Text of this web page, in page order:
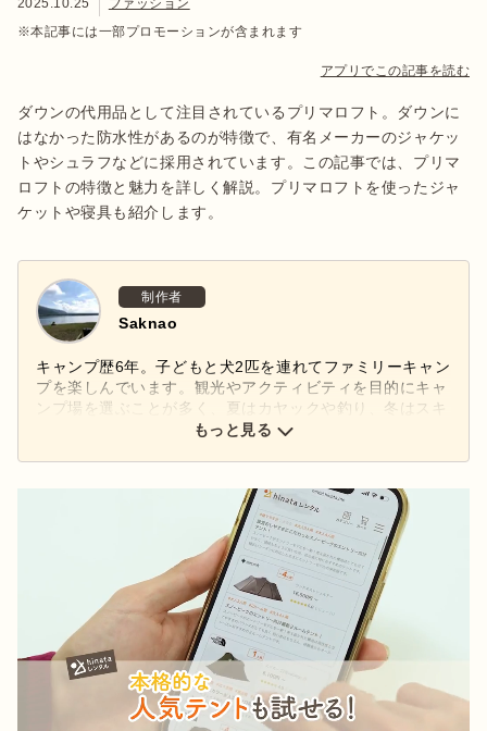
2025.10.25
ファッション
※本記事には一部プロモーションが含まれます
アプリでこの記事を読む
ダウンの代用品として注目されているプリマロフト。ダウンに
はなかった防水性があるのが特徴で、有名メーカーのジャケッ
トやシュラフなどに採用されています。この記事では、プリマ
ロフトの特徴と魅力を詳しく解説。プリマロフトを使ったジャ
ケットや寝具も紹介します。
制作者
Saknao
キャンプ歴6年。子どもと犬2匹を連れてファミリーキャン
プを楽しんでいます。観光やアクティビティを目的にキャ
ンプ場を選ぶことが多く、夏はカヤックや釣り、冬はスキ
ーも一緒に楽しんでいます。好きなアウトドアブランドは
もっと見る